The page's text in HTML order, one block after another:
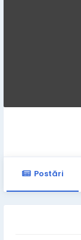
Postări